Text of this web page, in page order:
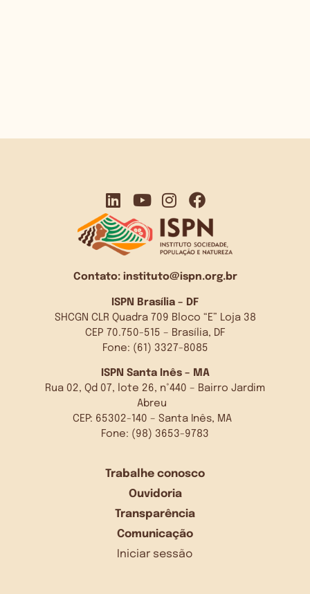
Contato: instituto@ispn.org.br
ISPN Brasília – DF
SHCGN CLR Quadra 709 Bloco “E” Loja 38
CEP 70.750-515 – Brasília, DF
Fone: (61) 3327-8085
ISPN Santa Inês – MA
Rua 02, Qd 07, lote 26, n°440 – Bairro Jardim
Abreu
CEP: 65302-140 – Santa Inês, MA
Fone: (98) 3653-9783
Trabalhe conosco
Ouvidoria
Transparência
Comunicação
Iniciar sessão